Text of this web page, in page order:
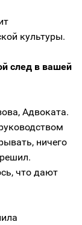
культуры.
след в вашей
Адвоката.
ничего
что дают